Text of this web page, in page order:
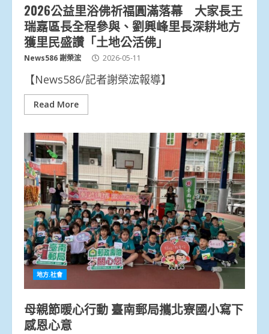
2026公益里浴佛祈福圓滿落幕 大家長王
瑞嘉區長全程參與、劉興峰里長深耕地方
獲里民盛讚「土地公活佛」
News586 謝榮浤 2026-05-11
【News586/記者謝榮浤報導】
Read More
地方.社會
母親節暖心行動 臺南郵局攜北寮國小寫下
感恩心意